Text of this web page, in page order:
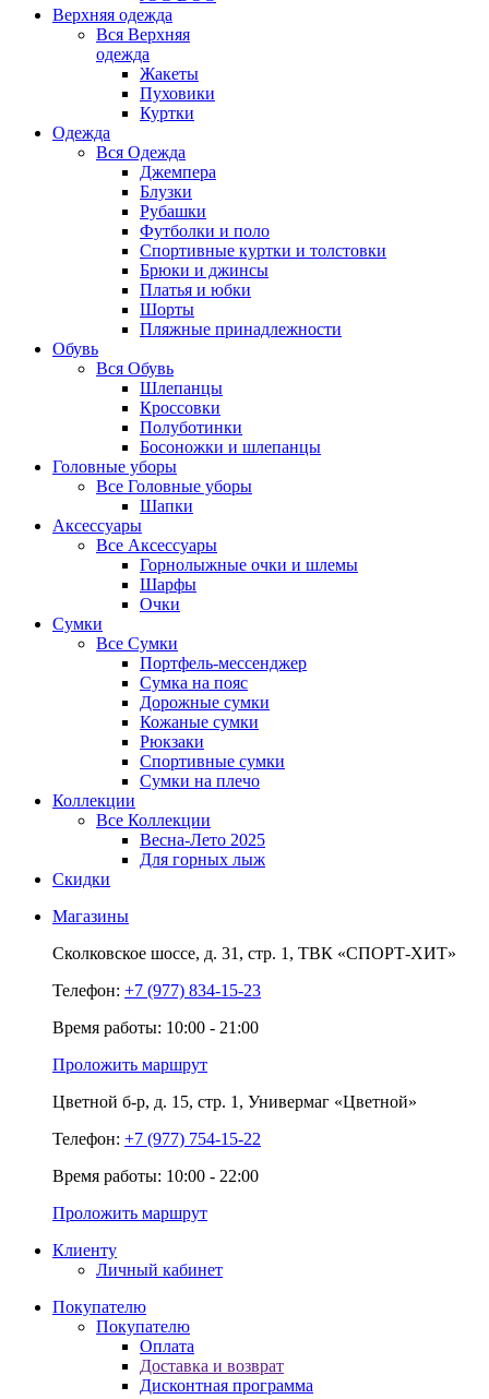
Верхняя одежда
Вся Верхняя
одежда
Жакеты
Пуховики
Куртки
Одежда
Вся Одежда
Джемпера
Блузки
Рубашки
Футболки и поло
Спортивные куртки и толстовки
Брюки и джинсы
Платья и юбки
Шорты
Пляжные принадлежности
Обувь
Вся Обувь
Шлепанцы
Кроссовки
Полуботинки
Босоножки и шлепанцы
Головные уборы
Все Головные уборы
Шапки
Аксессуары
Все Аксессуары
Горнолыжные очки и шлемы
Шарфы
Очки
Сумки
Все Сумки
Портфель-мессенджер
Сумка на пояс
Дорожные сумки
Кожаные сумки
Рюкзаки
Спортивные сумки
Сумки на плечо
Коллекции
Все Коллекции
Весна-Лето 2025
Для горных лыж
Скидки
Магазины
Сколковское шоссе, д. 31, стр. 1, ТВК «СПОРТ-ХИТ»
Телефон: +7 (977) 834-15-23
Время работы: 10:00 - 21:00
Проложить маршрут
Цветной б-р, д. 15, стр. 1, Универмаг «Цветной»
Телефон: +7 (977) 754-15-22
Время работы: 10:00 - 22:00
Проложить маршрут
Клиенту
Личный кабинет
Покупателю
Покупателю
Оплата
Доставка и возврат
Дисконтная программа